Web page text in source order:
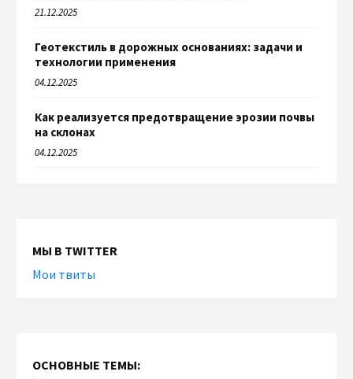
21.12.2025
Геотекстиль в дорожных основаниях: задачи и
технологии применения
04.12.2025
Как реализуется предотвращение эрозии почвы
на склонах
04.12.2025
МЫ В TWITTER
Мои твиты
ОСНОВНЫЕ ТЕМЫ: